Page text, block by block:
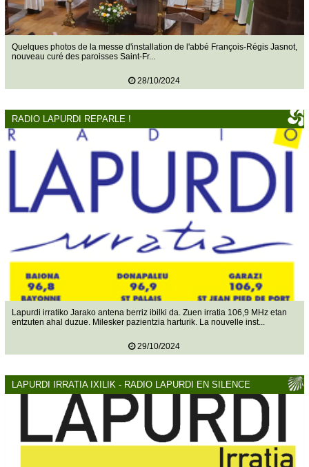
Quelques photos de la messe d'installation de l'abbé François-Régis Jasnot,
nouveau curé des paroisses Saint-Fr...
28/10/2024
RADIO LAPURDI REPARLE !
Lapurdi irratiko Jarako antena berriz ibilki da. Zuen irratia 106,9 MHz etan
entzuten ahal duzue. Milesker pazientzia harturik. La nouvelle inst...
29/10/2024
LAPURDI IRRATIA IXILIK - RADIO LAPURDI EN SILENCE